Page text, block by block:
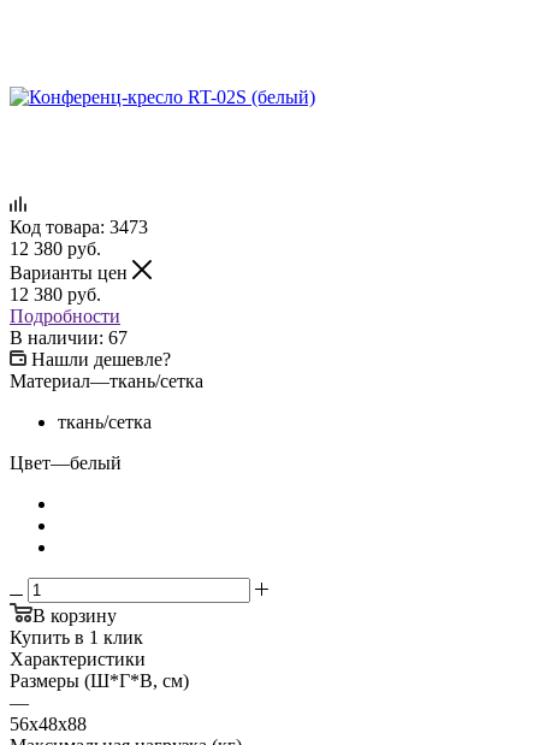
Код товара: 3473
12 380 руб.
Варианты цен
12 380 руб.
Подробности
В наличии: 67
Нашли дешевле?
Материал—ткань/сетка
ткань/сетка
Цвет—белый
В корзину
Купить в 1 клик
Характеристики
Размеры (Ш*Г*В, см)
—
56x48x88